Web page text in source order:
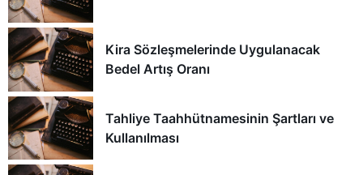
Kira Sözleşmelerinde Uygulanacak
Bedel Artış Oranı
Tahliye Taahhütnamesinin Şartları ve
Kullanılması